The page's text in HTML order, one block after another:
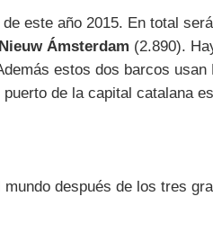
este año 2015. En total
Nieuw Ámsterdam (2.890).
estos dos barcos usan
de la capital catalana
después de los tres